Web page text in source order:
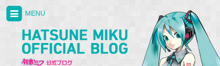
MENU